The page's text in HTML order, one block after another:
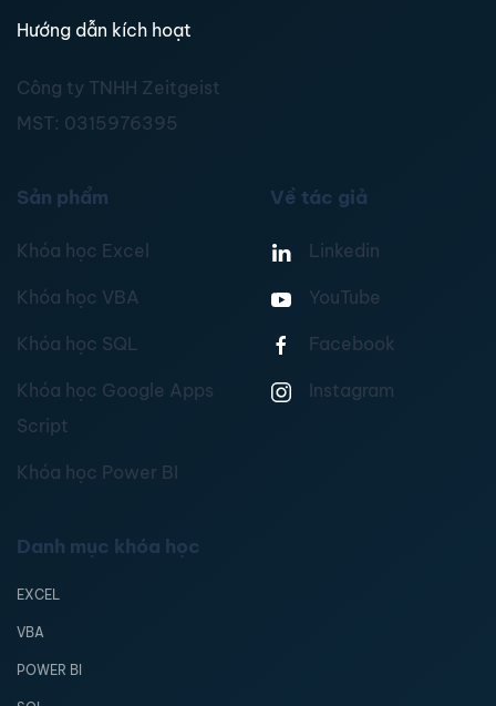
Hướng dẫn kích hoạt
Công ty TNHH Zeitgeist
MST: 0315976395
Sản phẩm
Khóa học Excel
Khóa học VBA
Khóa học SQL
Khóa học Google Apps
Script
Khóa học Power BI
Về tác giả
Linkedin
YouTube
Facebook
Instagram
Danh mục khóa học
EXCEL
VBA
POWER BI